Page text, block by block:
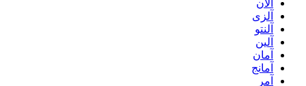
آلان
آلزی
آلنتو
آلین
آمان
آمانج
آمر